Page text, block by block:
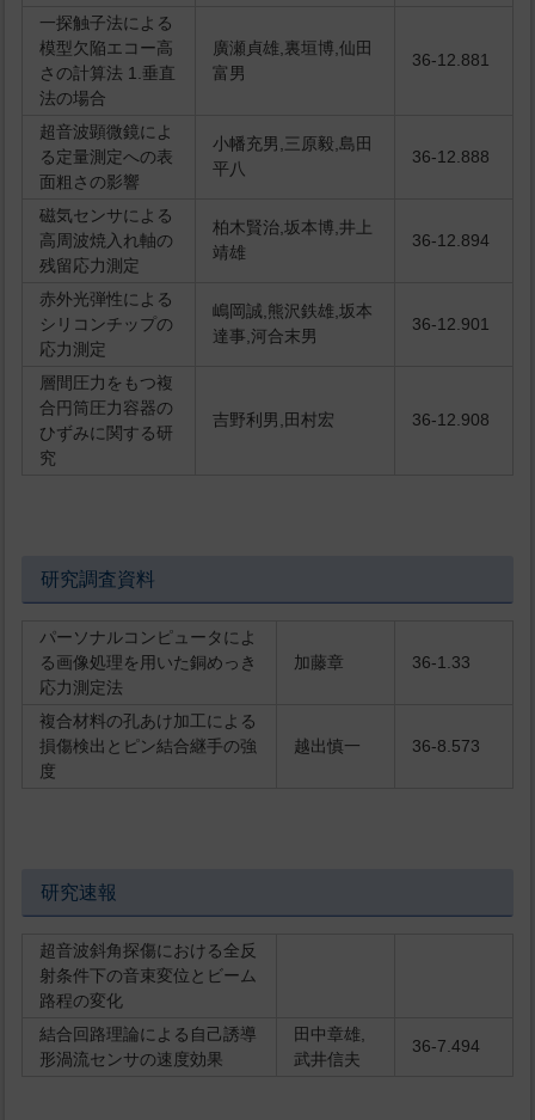
一探触子法による
模型欠陥エコー高
さの計算法 1.垂直
法の場合
廣瀬貞雄,裏垣博,仙田
富男
36-12.881
超音波顕微鏡によ
る定量測定への表
面粗さの影響
小幡充男,三原毅,島田
平八
36-12.888
磁気センサによる
高周波焼入れ軸の
残留応力測定
柏木賢治,坂本博,井上
靖雄
36-12.894
赤外光弾性による
シリコンチップの
応力測定
嶋岡誠,熊沢鉄雄,坂本
達事,河合末男
36-12.901
層間圧力をもつ複
合円筒圧力容器の
ひずみに関する研
究
吉野利男,田村宏 36-12.908
研究調査資料
パーソナルコンピュータによ
る画像処理を用いた銅めっき
応力測定法
加藤章 36-1.33
複合材料の孔あけ加工による
損傷検出とピン結合継手の強
度
越出慎一 36-8.573
研究速報
超音波斜角探傷における全反
射条件下の音束変位とビーム
路程の変化
結合回路理論による自己誘導
形渦流センサの速度効果
田中章雄,
武井信夫
36-7.494